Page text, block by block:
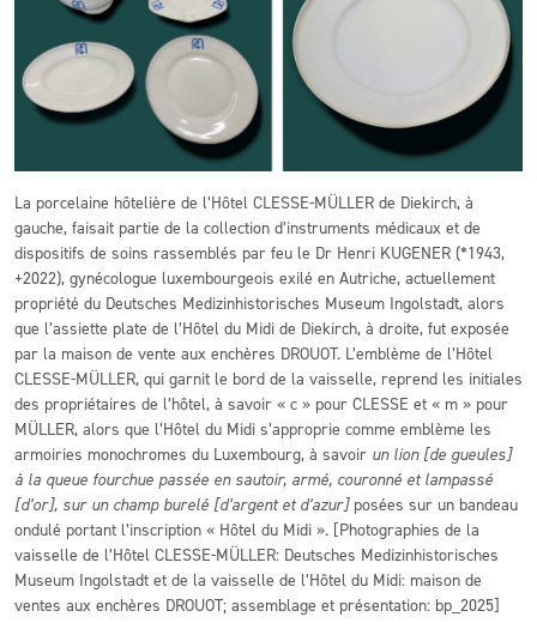
La porcelaine hôtelière de l’Hôtel CLESSE-MÜLLER de Diekirch, à
gauche, faisait partie de la collection d’instruments médicaux et de
dispositifs de soins rassemblés par feu le Dr Henri KUGENER (*1943,
+2022), gynécologue luxembourgeois exilé en Autriche, actuellement
propriété du Deutsches Medizinhistorisches Museum Ingolstadt, alors
que l’assiette plate de l’Hôtel du Midi de Diekirch, à droite, fut exposée
par la maison de vente aux enchères DROUOT. L’emblème de l’Hôtel
CLESSE-MÜLLER, qui garnit le bord de la vaisselle, reprend les initiales
des propriétaires de l’hôtel, à savoir « c » pour CLESSE et « m » pour
MÜLLER, alors que l’Hôtel du Midi s’approprie comme emblème les
armoiries monochromes du Luxembourg, à savoir un lion [de gueules]
à la queue fourchue passée en sautoir, armé, couronné et lampassé
[d’or], sur un champ burelé [d’argent et d’azur] posées sur un bandeau
ondulé portant l’inscription « Hôtel du Midi ». [Photographies de la
vaisselle de l’Hôtel CLESSE-MÜLLER: Deutsches Medizinhistorisches
Museum Ingolstadt et de la vaisselle de l’Hôtel du Midi: maison de
ventes aux enchères DROUOT; assemblage et présentation: bp_2025]